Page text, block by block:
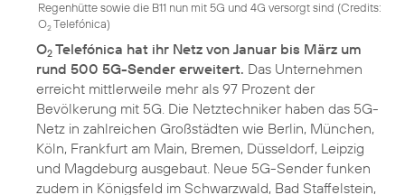
Regenhütte sowie die B11 nun mit 5G und 4G versorgt sind (Credits:
O2Telefónica)
O2 Telefónica hat ihr Netz von Januar bis März um
rund 500 5G-Sender erweitert. Das Unternehmen
erreicht mittlerweile mehr als 97 Prozent der
Bevölkerung mit 5G. Die Netztechniker haben das 5G-
Netz in zahlreichen Großstädten wie Berlin, München,
Köln, Frankfurt am Main, Bremen, Düsseldorf, Leipzig
und Magdeburg ausgebaut. Neue 5G-Sender funken
zudem in Königsfeld im Schwarzwald, Bad Staffelstein,